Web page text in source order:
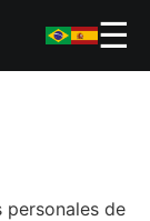
☰
personales de